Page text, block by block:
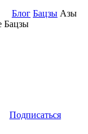
Блог Бацзы Азы
Бацзы
Подписаться